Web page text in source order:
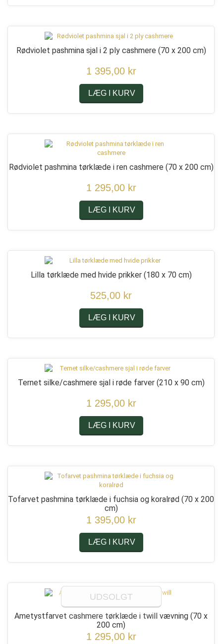
Rødviolet pashmina sjal i 2 ply cashmere (70 x 200 cm)
1 395,00 kr
LÆG I KURV
Rødviolet pashmina tørklæde i ren cashmere (70 x 200 cm)
1 295,00 kr
LÆG I KURV
Lilla tørklæde med hvide prikker (180 x 70 cm)
525,00 kr
LÆG I KURV
Ternet silke/cashmere sjal i røde farver (210 x 90 cm)
1 295,00 kr
LÆG I KURV
Tofarvet pashmina tørklæde i fuchsia og koralrød (70 x 200
cm)
1 395,00 kr
LÆG I KURV
UDSOLGT
Ametystfarvet cashmere tørklæde i twill vævning (70 x
200 cm)
1 295,00 kr